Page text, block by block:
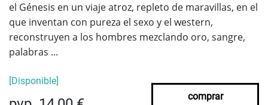
el Génesis en un viaje atroz, repleto de maravillas, en el
que inventan con pureza el sexo y el western,
reconstruyen a los hombres mezclando oro, sangre,
palabras ...
[Disponible]
comprar